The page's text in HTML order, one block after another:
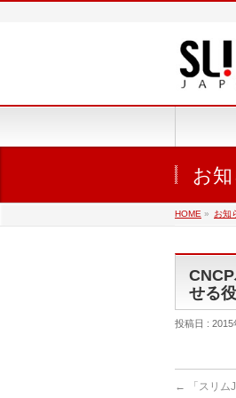
お
HOME » お知
せる
投稿日 : 2015
← 「スリ